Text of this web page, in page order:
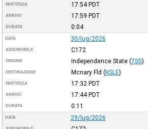
PARTENZA 17:54PDT
ARRIVO 17:59 PDT
DURATA 0:04
DATA 30/lug/2026
AEROMOBILE C172
ORIGINE Independence State (7S5)
DESTINAZIONE Mcnary Fld (KSLE)
PARTENZA 17:32 PDT
ARRIVO 17:44PDT
DURATA 0:11
DATA 29/lug/2026